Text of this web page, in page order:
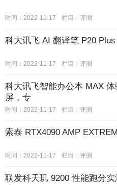
时间：2022-11-17 栏目：评测
科大讯飞 AI 翻译笔 P20 Plus
时间：2022-11-17 栏目：评测
科大讯飞智能办公本 MAX
屏，专
时间：2022-11-17 栏目：评测
索泰 RTX4090 AMP
时间：2022-11-17 栏目：评测
联发科天玑 9200 性能跑分